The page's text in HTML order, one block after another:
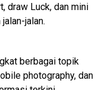
draw Luck, dan mini
jalan.
berbagai topik
photography, dan